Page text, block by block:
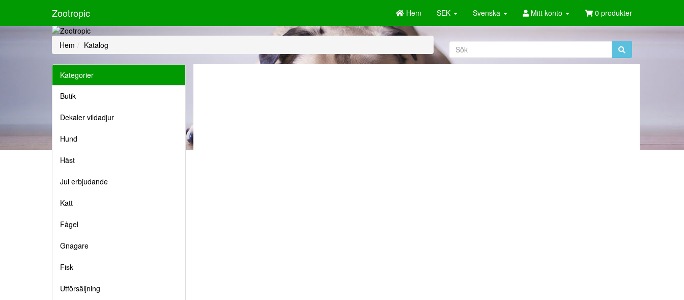
Zootropic Hem SEK Svenska Mitt konto 0 produkter
Hem Katalog
Kategorier
Butik
Dekaler vildadjur
Hund
Häst
Jul erbjudande
Katt
Fågel
Gnagare
Fisk
Utförsäljning